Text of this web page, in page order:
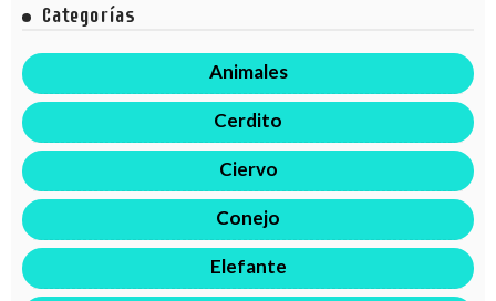
Categorías
Animales
Cerdito
Ciervo
Conejo
Elefante